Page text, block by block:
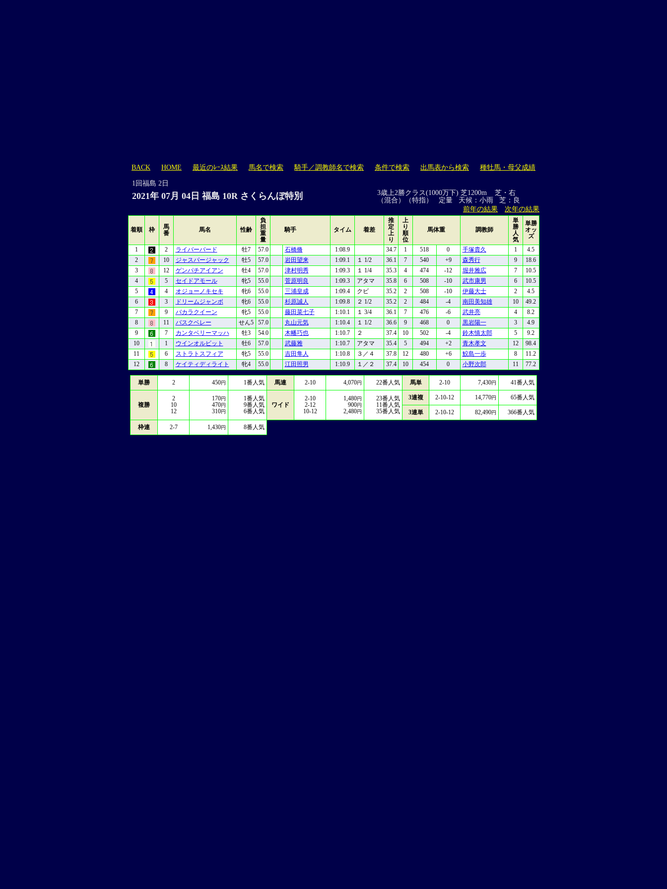
BACK HOME 最近のﾚｰｽ結果 馬名で検索 騎手／調教師名で検索 条件で検索 出馬表から検索 種牡馬・母父成績
1回福島 2日
2021年 07月 04日 福島 10R さくらんぼ特別
3歳上2勝クラス(1000万下) 芝1200m 芝・右
（混合）（特指） 定量 天候：小雨 芝：良
前年の結果
次年の結果
着順 枠
馬
番
馬名 性齢
負
担
重
量
騎手 タイム 着差
推
定
上
り
上
り
順
位
馬体重 調教師
単
勝
人
気
単勝
オッ
ズ
1
2 ライバーバード 牡7 57.0 石橋脩 1:08.9 34.7 1 518 0 手塚貴久 1
4.5
2
10 ジャスパージャック 牡5 57.0 岩田望来 1:09.1 １ 1/2 36.1 7 540 +9 森秀行 9
18.6
3
12 ゲンパチアイアン 牡4 57.0 津村明秀 1:09.3 １ 1/4 35.3 4 474 -12 堀井雅広 7
10.5
4
5 セイドアモール 牝5 55.0 菅原明良 1:09.3 アタマ 35.8 6 508 -10 武市康男 6
10.5
5
4 オジョーノキセキ 牝6 55.0 三浦皇成 1:09.4 クビ 35.2 2 508 -10 伊藤大士 2
4.5
6
3 ドリームジャンボ 牝6 55.0 杉原誠人 1:09.8 ２ 1/2 35.2 2 484 -4 南田美知雄 10
49.2
7
9 バカラクイーン 牝5 55.0 藤田菜七子 1:10.1 １ 3/4 36.1 7 476 -6 武井亮 4
8.2
8
11 バスクベレー せん5 57.0 丸山元気 1:10.4 １ 1/2 36.6 9 468 0 黒岩陽一 3
4.9
9
7 カンタベリーマッハ 牡3 54.0 木幡巧也 1:10.7 ２ 37.4 10 502 -4 鈴木慎太郎 5
9.2
10
1 ウインオルビット 牡6 57.0 武藤雅 1:10.7 アタマ 35.4 5 494 +2 青木孝文 12
98.4
11
6 ストラトスフィア 牝5 55.0 吉田隼人 1:10.8 ３／４ 37.8 12 480 +6 鮫島一歩 8
11.2
12
8 ケイティディライト 牝4 55.0 江田照男 1:10.9 １／２ 37.4 10 454 0 小野次郎 11 77.2
単勝 2 450円 1番人気 馬連 2-10 4,070円 22番人気 馬単 2-10 7,430円 41番人気
複勝
2
10
12
170円
470円
310円
1番人気
9番人気
6番人気
ワイド
2-10
2-12
10-12
1,480円
900円
2,480円
23番人気
11番人気
35番人気
3連複 2-10-12 14,770円 65番人気
3連単 2-10-12 82,490円 366番人気
枠連 2-7 1,430円 8番人気